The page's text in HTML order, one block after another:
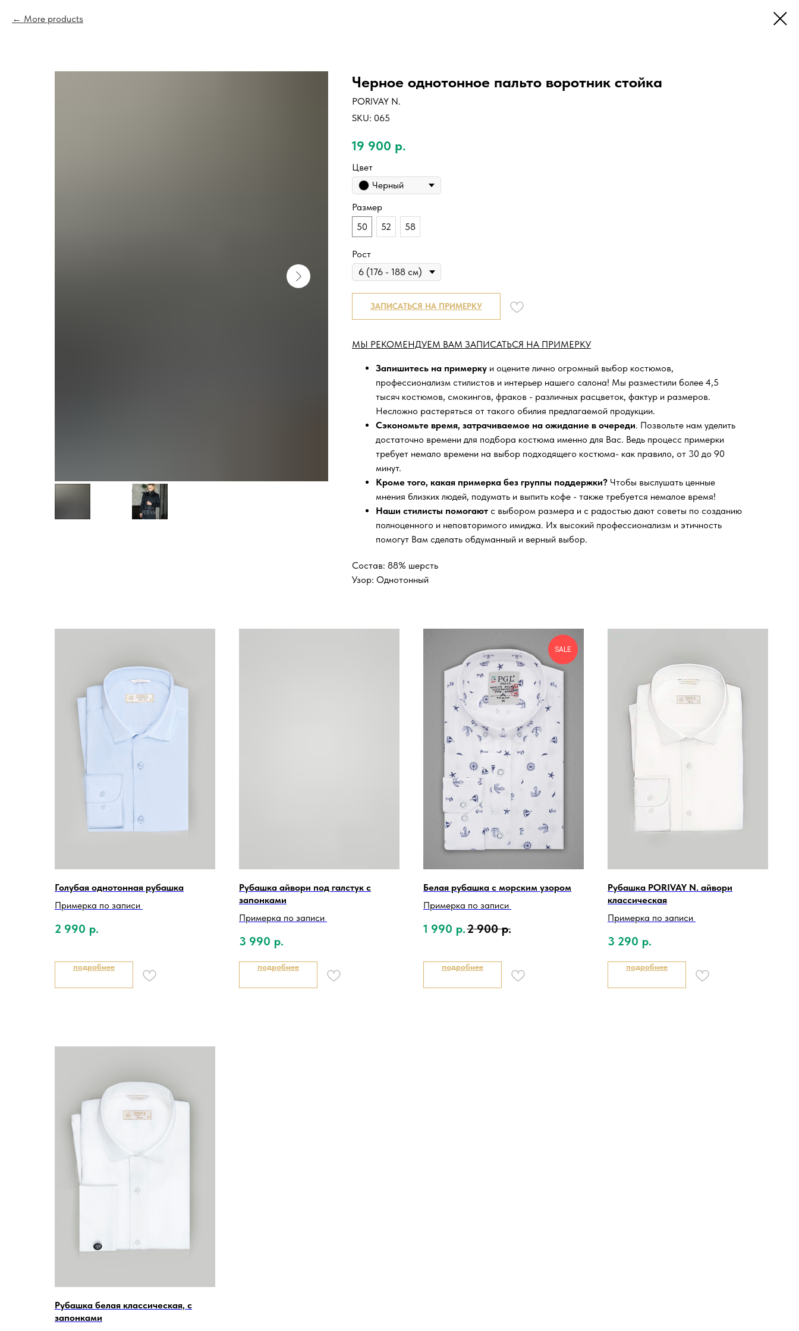
More products
Черное однотонное пальто воротник стойка
PORIVAY N.
SKU: 065
19 900 р.
Цвет
Черный
Размер
50
52 58
Рост
ЗАПИСАТЬСЯ НА ПРИМЕРКУ
МЫ РЕКОМЕНДУЕМ ВАМ ЗАПИСАТЬСЯ НА ПРИМЕРКУ
Запишитесь на примерку и оцените лично огромный выбор костюмов,
профессионализм стилистов и интерьер нашего салона! Мы разместили более 4,5
тысяч костюмов, смокингов, фраков - различных расцветок, фактур и размеров.
Несложно растеряться от такого обилия предлагаемой продукции.
Сэкономьте время, затрачиваемое на ожидание в очереди. Позвольте нам уделить
достаточно времени для подбора костюма именно для Вас. Ведь процесс примерки
требует немало времени на выбор подходящего костюма- как правило, от 30 до 90
минут.
Кроме того, какая примерка без группы поддержки? Чтобы выслушать ценные
мнения близких людей, подумать и выпить кофе - также требуется немалое время!
Наши стилисты помогают с выбором размера и с радостью дают советы по созданию
полноценного и неповторимого имиджа. Их высокий профессионализм и этичность
помогут Вам сделать обдуманный и верный выбор.
Состав: 88% шерсть
Узор: Однотонный
Голубая однотонная рубашка
Примерка по записи
2 990 р.
подробнее
Рубашка айвори под галстук с
запонками
Примерка по записи
3 990 р.
подробнее
SALE
Белая рубашка с морским узором
Примерка по записи
1 990 р.2 900 р.
подробнее
Рубашка PORIVAY N. айвори
классическая
Примерка по записи
3 290 р.
подробнее
Рубашка белая классическая, с
запонками